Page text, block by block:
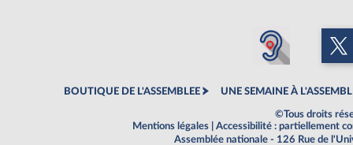
BOUTIQUE DE L'ASSEMBLEE UNE SEMAINE À
©Tous droits
Mentions légales
Accessibilité : partiellement
Assemblée nationale - 126 Rue de